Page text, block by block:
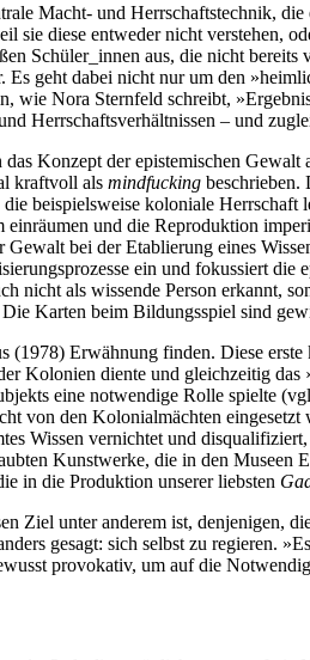
Macht- und Herrschaftstechnik,
sie diese entweder nicht verstehen,
Schüler_innen aus, die nicht
geht dabei nicht nur um den
Nora Sternfeld schreibt,
Herrschaftsverhältnissen – und
Konzept der epistemischen
kraftvoll als mindfucking beschrieben.
beispielsweise koloniale
und die Reproduktion
bei der Etablierung eines
ein und fokussiert
nicht als wissende Person erkannt,
Karten beim Bildungsspiel sind
(1978) Erwähnung finden. Diese
Kolonien diente und gleichzeitig
eine notwendige Rolle spielte
von den Kolonialmächten
Wissen vernichtet und
Kunstwerke, die in den Museen
in die Produktion unserer liebsten
Ziel unter anderem ist,
gesagt: sich selbst zu regieren.
provokativ, um auf die